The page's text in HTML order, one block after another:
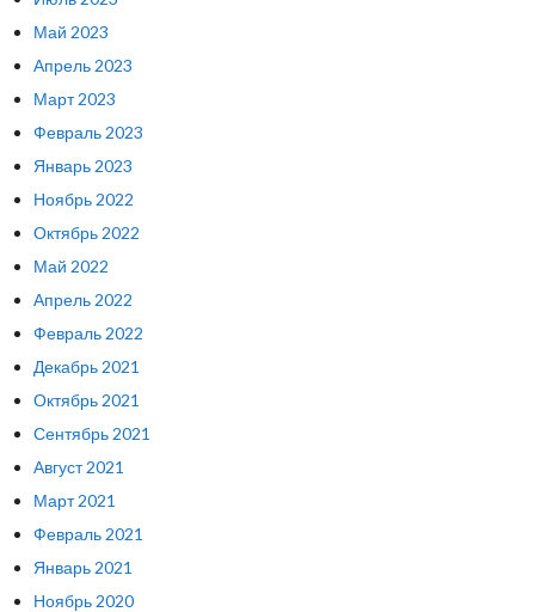
Май 2023
Апрель 2023
Март 2023
Февраль 2023
Январь 2023
Ноябрь 2022
Октябрь 2022
Май 2022
Апрель 2022
Февраль 2022
Декабрь 2021
Октябрь 2021
Сентябрь 2021
Август 2021
Март 2021
Февраль 2021
Январь 2021
Ноябрь 2020